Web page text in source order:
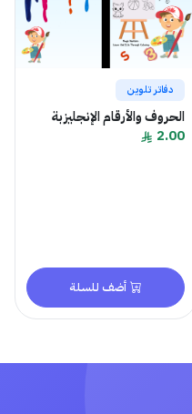
دفاتر تلوين
الحروف والأرقام الإنجليزبة
2.00
أضف للسلة